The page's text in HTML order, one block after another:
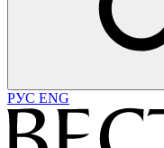
РУС ENG